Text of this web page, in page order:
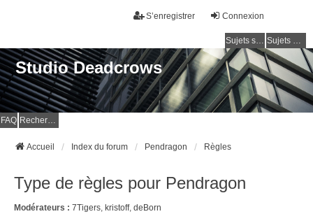
Connexion
S’enregistrer
Sujets sans réponse Sujets actifs
Studio Deadcrows
FAQ Rechercher
Accueil Index du forum Pendragon Règles
Type de règles pour Pendragon
Modérateurs : 7Tigers, kristoff, deBorn